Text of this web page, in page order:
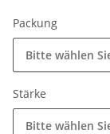
Packung
Bitte wählen
Stärke
Bitte wählen